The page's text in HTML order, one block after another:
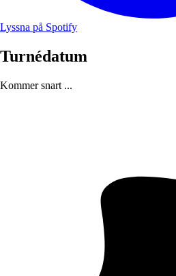
Lyssna på Spotify
Turnédatum
Kommer snart ...